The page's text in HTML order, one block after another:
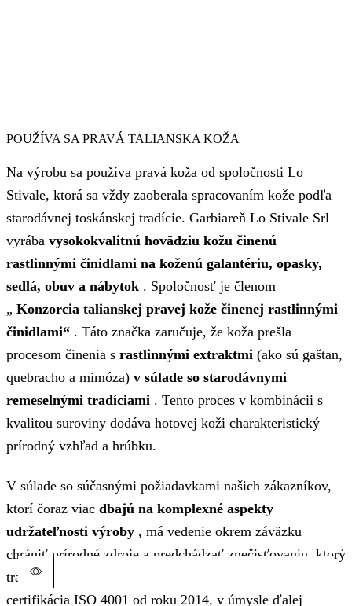
POUŽÍVA SA PRAVÁ TALIANSKA KOŽA
Na výrobu sa používa pravá koža od spoločnosti Lo
Stivale, ktorá sa vždy zaoberala spracovaním kože podľa
starodávnej toskánskej tradície. Garbiareň Lo Stivale Srl
vyrába vysokokvalitnú hovädziu kožu činenú
rastlinnými činidlami na koženú galantériu, opasky,
sedlá, obuv a nábytok . Spoločnosť je členom
„ Konzorcia talianskej pravej kože činenej rastlinnými
činidlami“ . Táto značka zaručuje, že koža prešla
procesom činenia s rastlinnými extraktmi (ako sú gaštan,
quebracho a mimóza) v súlade so starodávnymi
remeselnými tradíciami . Tento proces v kombinácii s
kvalitou suroviny dodáva hotovej koži charakteristický
prírodný vzhľad a hrúbku.
V súlade so súčasnými požiadavkami našich zákazníkov,
ktorí čoraz viac dbajú na komplexné aspekty
udržateľnosti výroby , má vedenie okrem záväzku
chrániť prírodné zdroje a predchádzať znečisťovaniu, ktorý
tradične inšpiroval naše operácie, o čom svedčí aj naša
certifikácia ISO 4001 od roku 2014, v úmysle ďalej
Tento produkt má viacero variantov. Možnosti si môžete vybrať
Tento produkt má viacero variantov. Možnosti si môžete vybrať
Tento produkt má viacero variantov. Možnosti si môžete vybrať
Tento produkt má viacero variantov. Možnosti si môžete vybrať
Tento produkt má viacero variantov. Možnosti si môžete vybrať
Tento produkt má viacero variantov. Možnosti si môžete vybrať